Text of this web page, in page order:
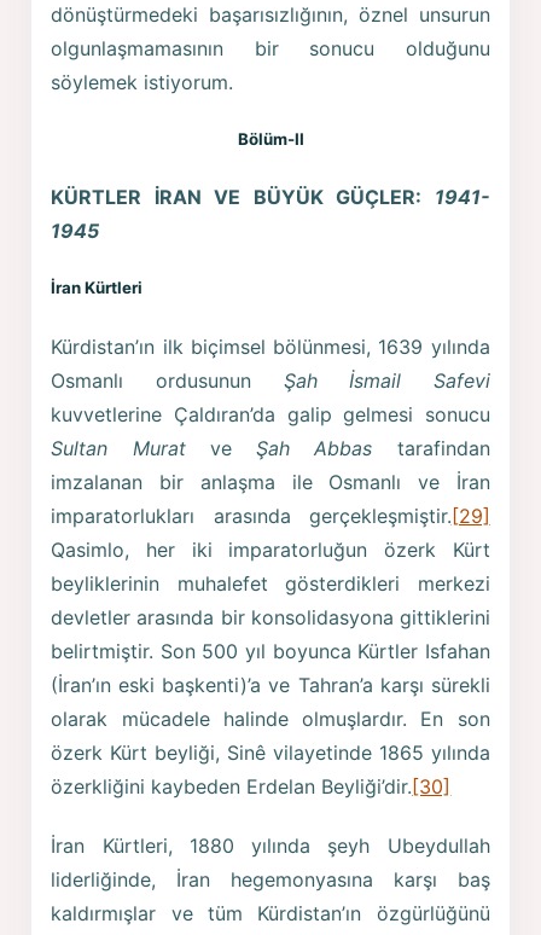
dönüştürmedeki başarısızlığının, öznel unsurun
olgunlaşmamasının bir sonucu olduğunu
söylemek istiyorum.
Bölüm-II
KÜRTLER İRAN VE BÜYÜK GÜÇLER: 1941-
1945
İran Kürtleri
Kürdistan’ın ilk biçimsel bölünmesi, 1639 yılında
Osmanlı ordusunun Şah İsmail Safevi
kuvvetlerine Çaldıran’da galip gelmesi sonucu
Sultan Murat veŞah Abbas tarafindan
imzalanan bir anlaşma ile Osmanlı ve İran
imparatorlukları arasında gerçekleşmiştir.[29]
Qasimlo, her iki imparatorluğun özerk Kürt
beyliklerinin muhalefet gösterdikleri merkezi
devletler arasında bir konsolidasyona gittiklerini
belirtmiştir. Son 500 yıl boyunca Kürtler Isfahan
(İran’ın eski başkenti)’a ve Tahran’a karşı sürekli
olarak mücadele halinde olmuşlardır. En son
özerk Kürt beyliği, Sinê vilayetinde 1865 yılında
özerkliğini kaybeden Erdelan Beyliği’dir.[30]
İran Kürtleri, 1880 yılında şeyh Ubeydullah
liderliğinde, İran hegemonyasına karşı baş
kaldırmışlar ve tüm Kürdistan’ın özgürlüğünü